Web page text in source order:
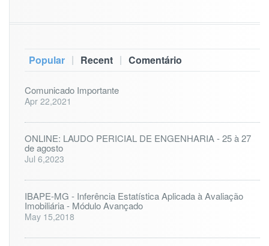
Popular | Recent | Comentário
Comunicado Importante
Apr 22,2021
ONLINE: LAUDO PERICIAL DE ENGENHARIA - 25 à 27
de agosto
Jul 6,2023
IBAPE-MG - Inferência Estatística Aplicada à Avaliação
Imobiliária - Módulo Avançado
May 15,2018